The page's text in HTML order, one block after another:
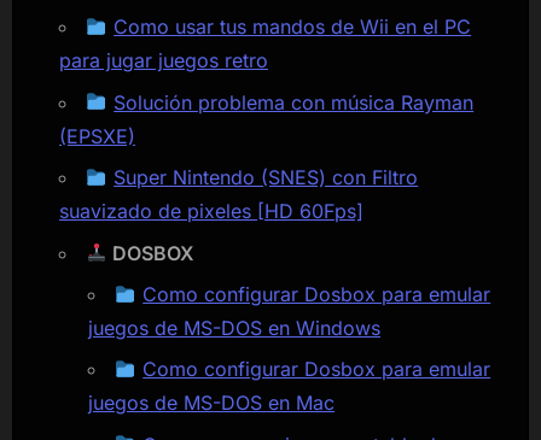
Como usar tus mandos de Wii en el PC
para jugar juegos retro
Solución problema con música Rayman
(EPSXE)
Super Nintendo (SNES) con Filtro
suavizado de pixeles [HD 60Fps]
DOSBOX
Como configurar Dosbox para emular
juegos de MS-DOS en Windows
Como configurar Dosbox para emular
juegos de MS-DOS en Mac